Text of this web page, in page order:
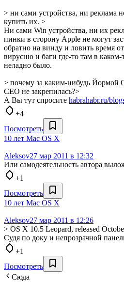
> ни сами устройства, ни реклама
купить их. >
Ни сами Win устройства, ни их
пинки в сторону Apple не могут
обратно на винду и ловить время
вирусню и баги где-то там в каком-
неладно было.
> почему за каким-нибудь Йормой
CEO не закрепилась?>
А Вы тут спросите habrahabr.ru/
+4
Посмотреть
10 лет Mac OS X
Aleksov27 мар 2011 в 12:32
Или самодеятельность автора
+1
Посмотреть
10 лет Mac OS X
Aleksov27 мар 2011 в 12:26
> OS X 10.5 Leopard, released
Судя по доку и непрозрачной
+1
Посмотреть
Сюда